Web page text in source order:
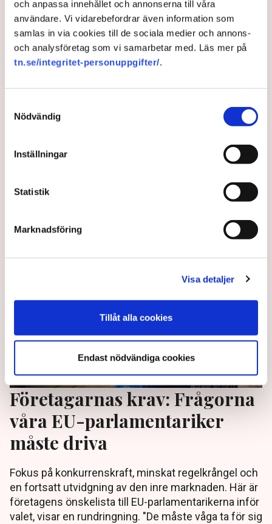
och anpassa innehållet och annonserna till våra
användare. Vi vidarebefordrar även information som
samlas in via cookies till de sociala medier och annons-
och analysföretag som vi samarbetar med. Läs mer på
tn.se/integritet-personuppgifter/.
Nödvändig
Inställningar
Statistik
Marknadsföring
Visa detaljer
Tillåt alla cookies
Endast nödvändiga cookies
Undersökning: Företagen vill
ha energiöverenskommelse
energiöverenskommelse över blockgränsen visar
2 years ago | Av: Redaktionen
Företagarnas krav: Frågorna
våra EU-parlamentariker
måste driva
Fokus på konkurrenskraft, minskat regelkrångel och
en fortsatt utvidgning av den inre marknaden. Här är
företagens önskelista till EU-parlamentarikerna inför
valet, visar en rundringning. "De måste våga ta för sig